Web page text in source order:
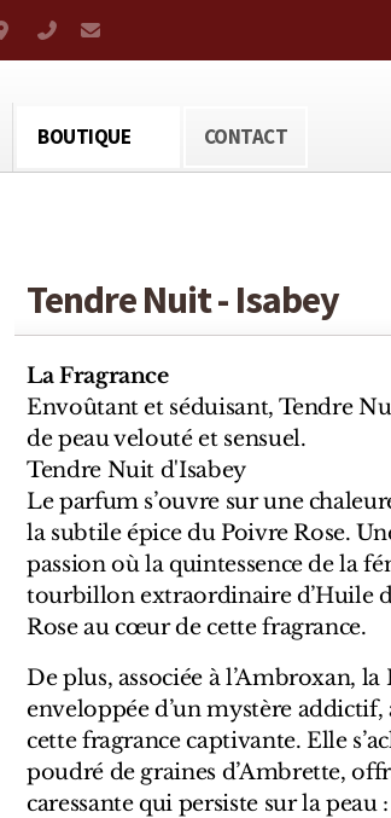
Grand-Rue 38, Genève
+41 22 310 38 75
BOUTIQUE CONTACT
Tendre Nuit - Isabey
La Fragrance
Envoûtant et séduisant, Tendre
de peau velouté et sensuel.
Tendre Nuit d'Isabey
Le parfum s’ouvre sur une
la subtile épice du Poivre Rose.
passion où la quintessence de la
tourbillon extraordinaire d’Huile
Rose au cœur de cette fragrance.
De plus, associée à l’Ambroxan, la
enveloppée d’un mystère
cette fragrance captivante. Elle
poudré de graines d’Ambrette,
caressante qui persiste sur la